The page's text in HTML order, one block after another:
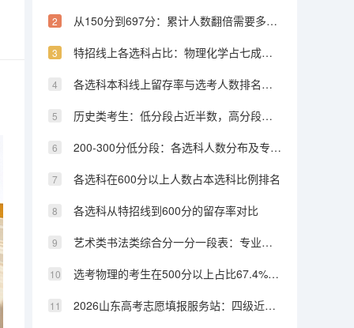
从150分到697分：累计人数翻倍需要多少分，越高分段跨越越大
特招线上各选科占比：物理化学占七成，历史仅占三成
各选科本科线上留存率与选考人数排名完全相反
历史类考生：低分段占近半数，高分段锐减
200-300分低分段：各选科人数分布及专科保底策略
各选科在600分以上人数占本选科比例排名
各选科从特招线到600分的留存率对比
艺术类书法类综合分一分一段表：专业成绩占比70%，文化331分可上本科
选考物理的考生在500分以上占比67.4%，历史类仅32.8%
2026山东高考志愿填报服务站：四级近800个免费开放